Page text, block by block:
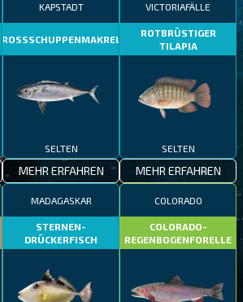
KAPSTADT
GROSSSCHUPPENMAKRELE
SELTEN
MEHR ERFAHREN
VICTORIAFÄLLE
ROTBRÜSTIGER
TILAPIA
SELTEN
MEHR ERFAHREN
MADAGASKAR
STERNEN-
DRÜCKERFISCH
COLORADO
COLORADO-
REGENBOGENFORELLE